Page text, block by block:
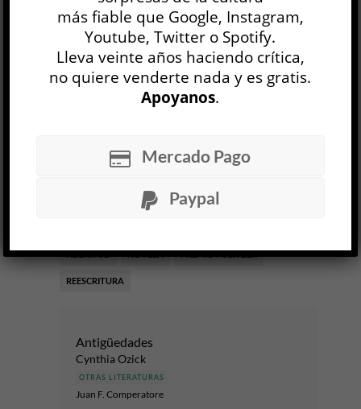
cortadas con láser sobre papel
verjurado, 1997.
Facebook 0 Twitter 0
Telegram WhatsApp
28 AGO, 2025
ESCLAVITUD ESTADOS UNIDOS
NEGRITUD NOVELA PREMIO PULITZER
REESCRITURA
Antigüedades
Cynthia Ozick
OTRAS LITERATURAS
Juan F. Comperatore
más fiable que Google, Instagram,
Youtube, Twitter o Spotify.
Lleva veinte años haciendo crítica,
no quiere venderte nada y es gratis.
Apoyanos.
Mercado Pago
Paypal